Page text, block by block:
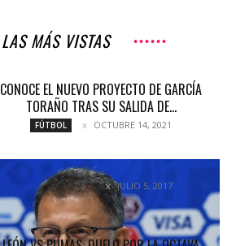
LAS MÁS VISTAS
CONOCE EL NUEVO PROYECTO DE GARCÍA
TORAÑO TRAS SU SALIDA DE...
FÚTBOL OCTUBRE 14, 2021
¿SE VA O SE QUEDA?
COLUMNETAS JULIO 5, 2017